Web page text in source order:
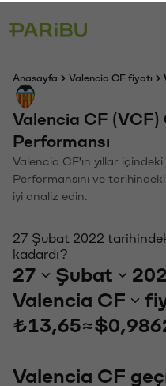
Anasayfa Valencia CF fiyatı
Valencia CF (VCF)
Performansı
Valencia CF'ın yıllar
Performansını ve
iyi analiz edin.
27 Şubat 2022
kadardı?
27 Şubat
Valencia CF
₺13,65≈
Valencia CF